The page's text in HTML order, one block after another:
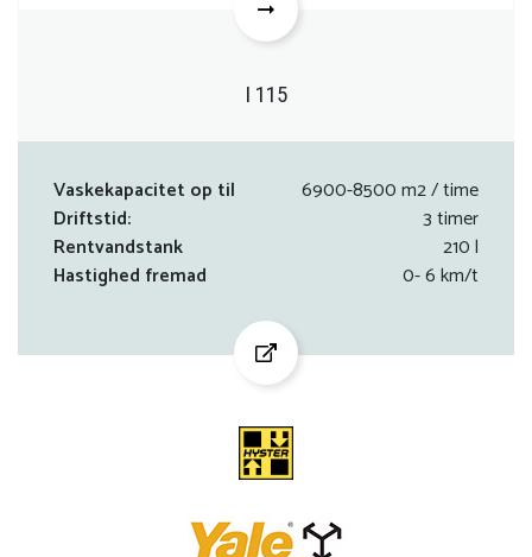
I 115
Vaskekapacitet op til
6900-8500 m2 / time
Driftstid:
3 timer
Rentvandstank
210 l
Hastighed fremad
0- 6 km/t